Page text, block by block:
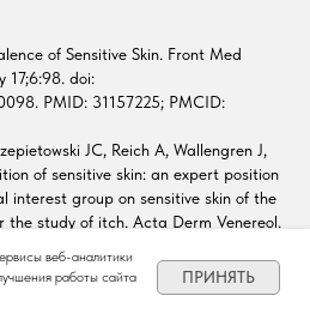
веб-аналитики
работы сайта
ПРИНЯТЬ
of Sensitive Skin. Front Med
17;6:98. doi:
PMID: 31157225; PMCID:
JC, Reich A, Wallengren J,
of sensitive skin: an expert position
interest group on sensitive skin of the
the study of itch. Acta Derm Venereol.
00015555-2397